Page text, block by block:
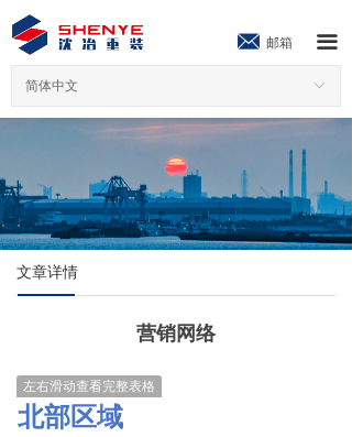
끀
ꀅ
简体中文
邮箱
营销网络
左右滑动查看完整表格
北部区域
文章详情